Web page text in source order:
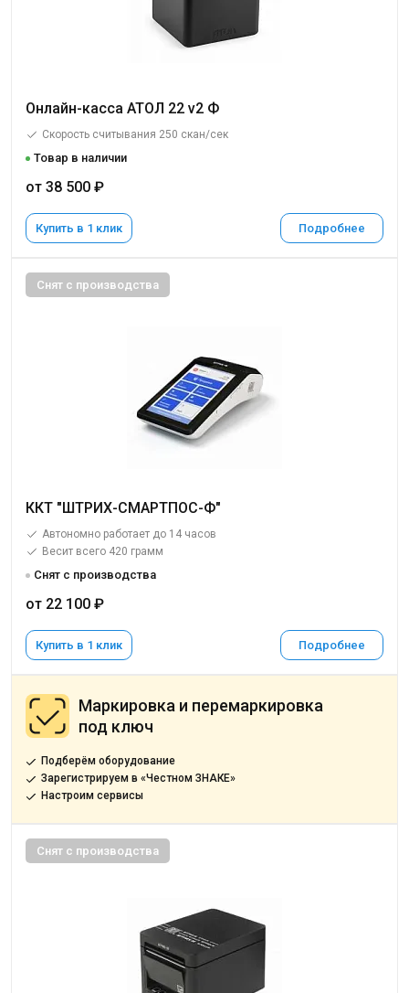
Онлайн-касса АТОЛ 22 v2 Ф
Скорость считывания 250 скан/сек
Товар в наличии
от 38 500 ₽
Купить в 1 клик Подробнее
Снят с производства
ККТ "ШТРИХ-СМАРТПОС-Ф"
Автономно работает до 14 часов
Весит всего 420 грамм
Снят с производства
от 22 100 ₽
Купить в 1 клик Подробнее
Снят с производства
Маркировка и перемаркировка
под ключ
Подберём оборудование
Зарегистрируем в «Честном ЗНАКЕ»
Настроим сервисы